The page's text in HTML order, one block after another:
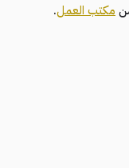
مكتب العمل.